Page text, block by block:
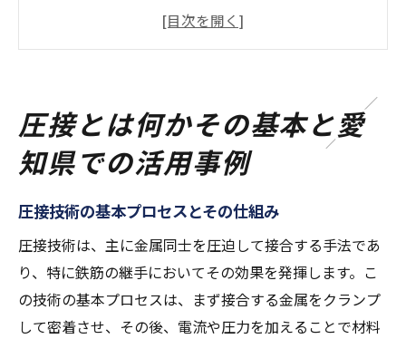
圧接が選ばれる理由とそのメリット
愛知県の建設業界における圧接技術の重要性
建設業界の中での圧接の役割
圧接技術が建設コストに与える効果
愛知県建設業界での圧接技術の活用状況
圧接技術を生かした建設の成功事例
圧接とは何かその基本と愛
知県での活用事例
圧接技術の基本プロセスとその仕組み
圧接技術は、主に金属同士を圧迫して接合する手法であ
り、特に鉄筋の継手においてその効果を発揮します。こ
の技術の基本プロセスは、まず接合する金属をクランプ
して密着させ、その後、電流や圧力を加えることで材料